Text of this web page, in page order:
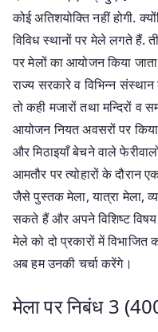
कोई अतिशयोक्ति नहीं होगी.
विविध स्थानों पर मेले लगते हैं.
पर मेलों का आयोजन किया
राज्य सरकारे व विभिन्न
तो कही मजारों तथा मन्दिरों व
आयोजन नियत अवसरों पर
और मिठाइयाँ बेचने वाले फेरीवालों
आमतौर पर त्योहारों के
जैसे पुस्तक मेला, यात्रा मेला,
सकते हैं और अपने विशिष्ट
मेले को दो प्रकारों में
अब हम उनकी चर्चा करेंगे।
मेला पर निबंध 3